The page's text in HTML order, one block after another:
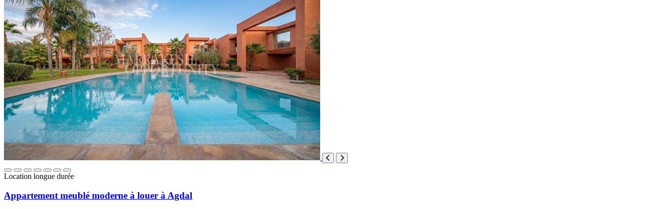
Location longue durée
Appartement meublé moderne à louer à Agdal